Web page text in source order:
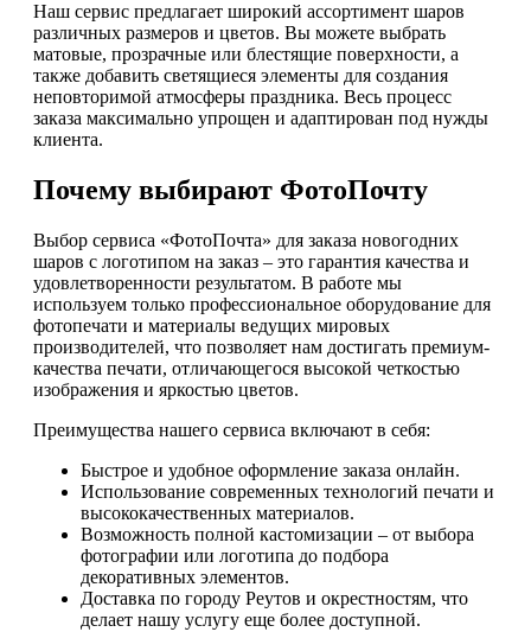
Наш сервис предлагает широкий ассортимент шаров
различных размеров и цветов. Вы можете выбрать
матовые, прозрачные или блестящие поверхности, а
также добавить светящиеся элементы для создания
неповторимой атмосферы праздника. Весь процесс
заказа максимально упрощен и адаптирован под нужды
клиента.
Почему выбирают ФотоПочту
Выбор сервиса «ФотоПочта» для заказа новогодних
шаров с логотипом на заказ – это гарантия качества и
удовлетворенности результатом. В работе мы
используем только профессиональное оборудование для
фотопечати и материалы ведущих мировых
производителей, что позволяет нам достигать премиум-
качества печати, отличающегося высокой четкостью
изображения и яркостью цветов.
Преимущества нашего сервиса включают в себя:
Быстрое и удобное оформление заказа онлайн.
Использование современных технологий печати и
высококачественных материалов.
Возможность полной кастомизации – от выбора
фотографии или логотипа до подбора
декоративных элементов.
Доставка по городу Реутов и окрестностям, что
делает нашу услугу еще более доступной.